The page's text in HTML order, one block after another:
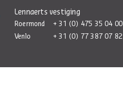
Lennaerts vestiging
Roermond
+ 31 (0) 475 35 04 00
Venlo
+ 31 (0) 77 387 07 82